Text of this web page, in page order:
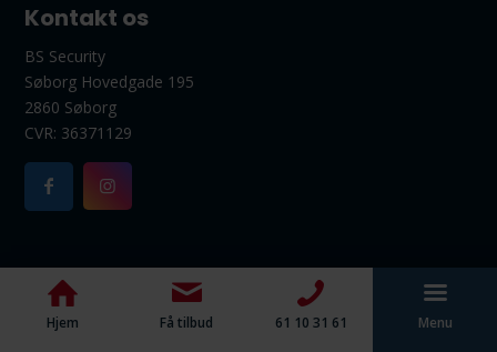
Kontakt os
BS Security
Søborg Hovedgade 195
2860 Søborg
CVR: 36371129
Hjem Få tilbud 61 10 31 61 Menu
© Copyright - BS Security